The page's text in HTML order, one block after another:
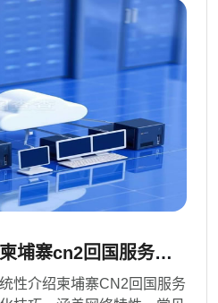
埔寨cn2回国服务器
性介绍柬埔寨CN2回国服务